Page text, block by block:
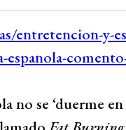
no se ‘duerme